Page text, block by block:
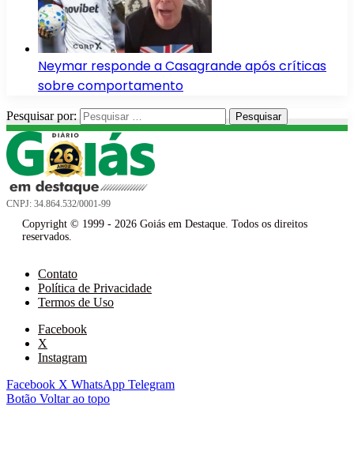
Neymar responde a Casagrande após críticas
sobre comportamento
Pesquisar por:
CNPJ: 34.864.532/0001-99
Copyright © 1999 - 2026 Goiás em Destaque. Todos os direitos
reservados.
Contato
Política de Privacidade
Termos de Uso
Facebook
X
Instagram
Facebook X WhatsApp Telegram
Botão Voltar ao topo